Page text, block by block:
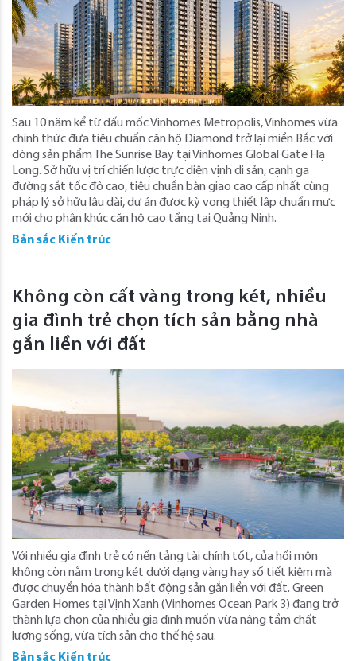
Sau 10 năm kể từ dấu mốc Vinhomes Metropolis, Vinhomes vừa
chính thức đưa tiêu chuẩn căn hộ Diamond trở lại miền Bắc với
dòng sản phẩm The Sunrise Bay tại Vinhomes Global Gate Hạ
Long. Sở hữu vị trí chiến lược trực diện vịnh di sản, cạnh ga
đường sắt tốc độ cao, tiêu chuẩn bàn giao cao cấp nhất cùng
pháp lý sở hữu lâu dài, dự án được kỳ vọng thiết lập chuẩn mực
mới cho phân khúc căn hộ cao tầng tại Quảng Ninh.
Bản sắc Kiến trúc
Không còn cất vàng trong két, nhiều
gia đình trẻ chọn tích sản bằng nhà
gắn liền với đất
Với nhiều gia đình trẻ có nền tảng tài chính tốt, của hồi môn
không còn nằm trong két dưới dạng vàng hay sổ tiết kiệm mà
được chuyển hóa thành bất động sản gắn liền với đất. Green
Garden Homes tại Vịnh Xanh (Vinhomes Ocean Park 3) đang trở
thành lựa chọn của nhiều gia đình muốn vừa nâng tầm chất
lượng sống, vừa tích sản cho thế hệ sau.
Bản sắc Kiến trúc